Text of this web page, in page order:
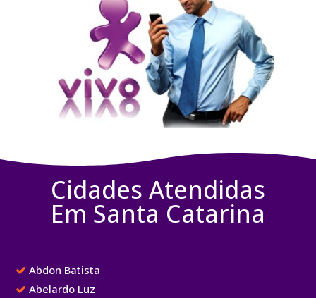
Cidades Atendidas
Em Santa Catarina
Abdon Batista
Abelardo Luz